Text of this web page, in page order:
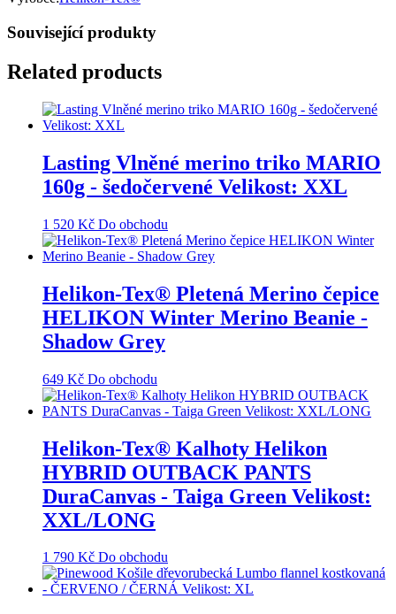
Související produkty
Related products
Lasting Vlněné merino triko MARIO
160g - šedočervené Velikost: XXL
1 520 Kč Do obchodu
Helikon-Tex® Pletená Merino čepice
HELIKON Winter Merino Beanie -
Shadow Grey
649 Kč Do obchodu
Helikon-Tex® Kalhoty Helikon
HYBRID OUTBACK PANTS
DuraCanvas - Taiga Green Velikost:
XXL/LONG
1 790 Kč Do obchodu